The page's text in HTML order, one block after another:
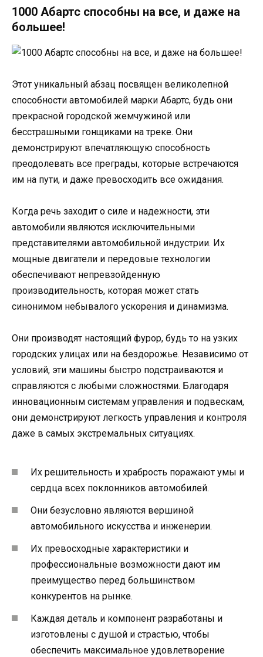
1000 Абартс способны на все, и даже на
большее!
Этот уникальный абзац посвящен великолепной
способности автомобилей марки Абартс, будь они
прекрасной городской жемчужиной или
бесстрашными гонщиками на треке. Они
демонстрируют впечатляющую способность
преодолевать все преграды, которые встречаются
им на пути, и даже превосходить все ожидания.
Когда речь заходит о силе и надежности, эти
автомобили являются исключительными
представителями автомобильной индустрии. Их
мощные двигатели и передовые технологии
обеспечивают непревзойденную
производительность, которая может стать
синонимом небывалого ускорения и динамизма.
Они производят настоящий фурор, будь то на узких
городских улицах или на бездорожье. Независимо от
условий, эти машины быстро подстраиваются и
справляются с любыми сложностями. Благодаря
инновационным системам управления и подвескам,
они демонстрируют легкость управления и контроля
даже в самых экстремальных ситуациях.
Их решительность и храбрость поражают умы и
сердца всех поклонников автомобилей.
Они безусловно являются вершиной
автомобильного искусства и инженерии.
Их превосходные характеристики и
профессиональные возможности дают им
преимущество перед большинством
конкурентов на рынке.
Каждая деталь и компонент разработаны и
изготовлены с душой и страстью, чтобы
обеспечить максимальное удовлетворение